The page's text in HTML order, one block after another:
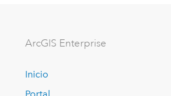
ArcGIS Enterprise
Inicio